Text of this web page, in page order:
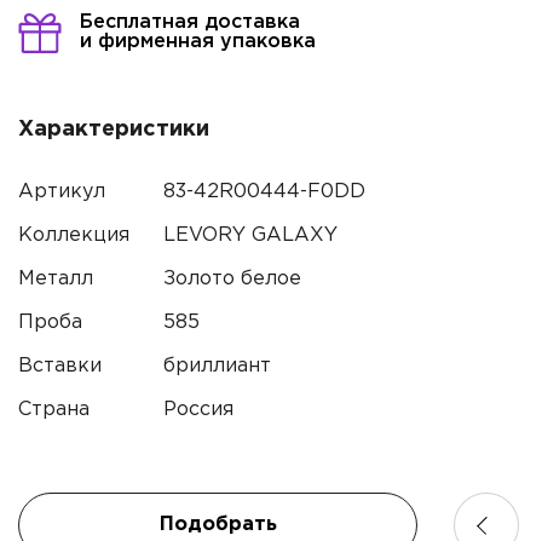
Бесплатная доставка
и фирменная упаковка
Характеристики
Артикул 83-42R00444-F0DD
Коллекция LEVORY GALAXY
Металл Золото белое
Проба 585
Вставки бриллиант
Страна Россия
Подобрать